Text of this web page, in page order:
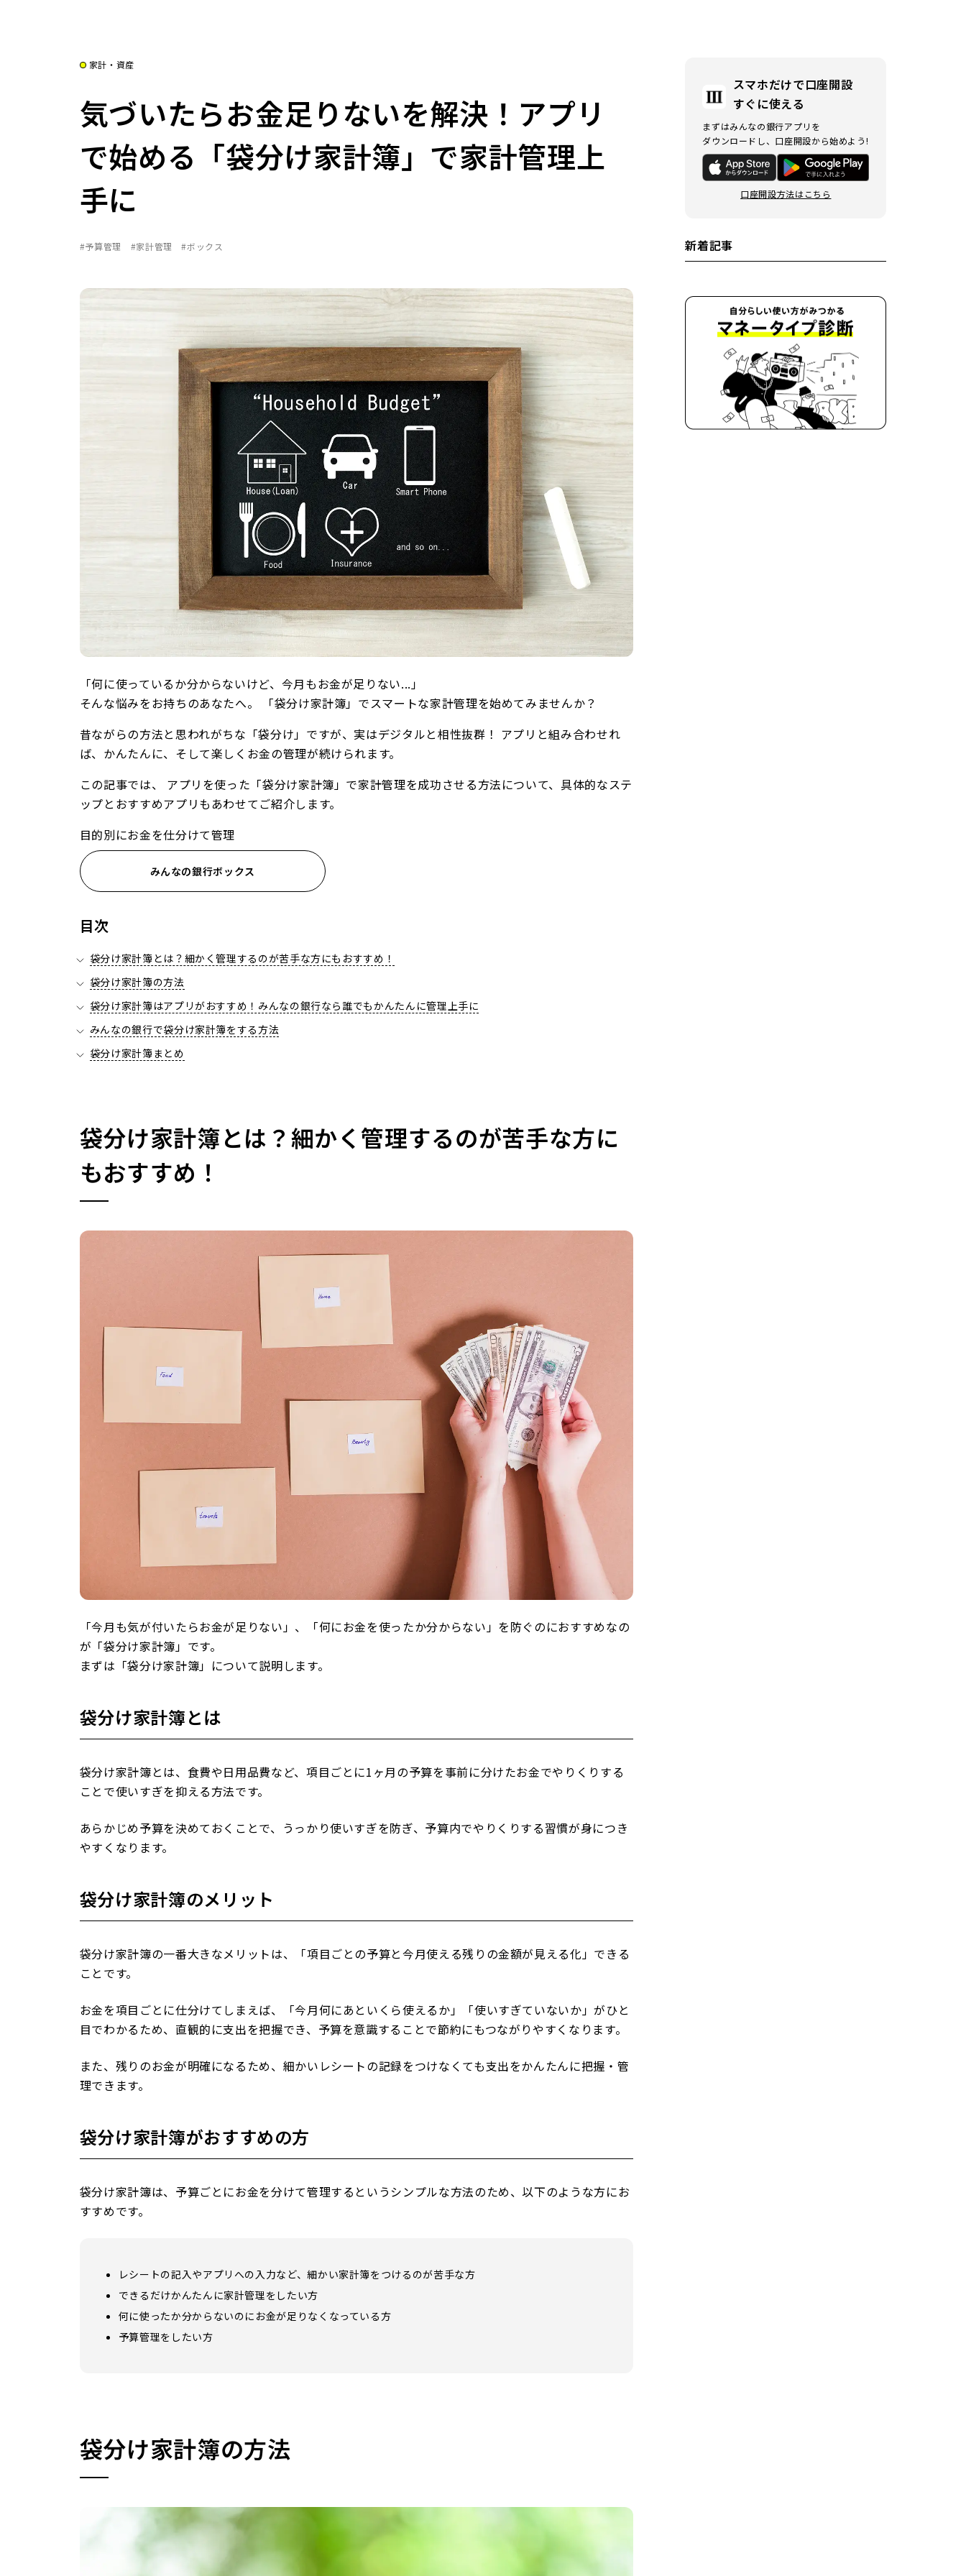
家計・資産
気づいたらお金足りないを解決！アプリ
で始める「袋分け家計簿」で家計管理上
手に
#予算管理 #家計管理 #ボックス
「何に使っているか分からないけど、今月もお金が足りない...」
そんな悩みをお持ちのあなたへ。 「袋分け家計簿」でスマートな家計管理を始めてみませんか？
昔ながらの方法と思われがちな「袋分け」ですが、実はデジタルと相性抜群！ アプリと組み合わせれ
ば、かんたんに、そして楽しくお金の管理が続けられます。
この記事では、 アプリを使った「袋分け家計簿」で家計管理を成功させる方法について、具体的なステ
ップとおすすめアプリもあわせてご紹介します。
目的別にお金を仕分けて管理
みんなの銀行ボックス
目次
袋分け家計簿とは？細かく管理するのが苦手な方にもおすすめ！
袋分け家計簿の方法
袋分け家計簿はアプリがおすすめ！みんなの銀行なら誰でもかんたんに管理上手に
みんなの銀行で袋分け家計簿をする方法
袋分け家計簿まとめ
袋分け家計簿とは？細かく管理するのが苦手な方に
もおすすめ！
「今月も気が付いたらお金が足りない」、「何にお金を使ったか分からない」を防ぐのにおすすめなの
が「袋分け家計簿」です。
まずは「袋分け家計簿」について説明します。
袋分け家計簿とは
袋分け家計簿とは、食費や日用品費など、項目ごとに1ヶ月の予算を事前に分けたお金でやりくりする
ことで使いすぎを抑える方法です。
あらかじめ予算を決めておくことで、うっかり使いすぎを防ぎ、予算内でやりくりする習慣が身につき
やすくなります。
袋分け家計簿のメリット
袋分け家計簿の一番大きなメリットは、「項目ごとの予算と今月使える残りの金額が見える化」できる
ことです。
お金を項目ごとに仕分けてしまえば、「今月何にあといくら使えるか」「使いすぎていないか」がひと
目でわかるため、直観的に支出を把握でき、予算を意識することで節約にもつながりやすくなります。
また、残りのお金が明確になるため、細かいレシートの記録をつけなくても支出をかんたんに把握・管
理できます。
袋分け家計簿がおすすめの方
袋分け家計簿は、予算ごとにお金を分けて管理するというシンプルな方法のため、以下のような方にお
すすめです。
レシートの記入やアプリへの入力など、細かい家計簿をつけるのが苦手な方
できるだけかんたんに家計管理をしたい方
何に使ったか分からないのにお金が足りなくなっている方
予算管理をしたい方
袋分け家計簿の方法
スマホだけで口座開設
すぐに使える
まずはみんなの銀行アプリを
ダウンロードし、口座開設から始めよう!
口座開設方法はこちら
新着記事